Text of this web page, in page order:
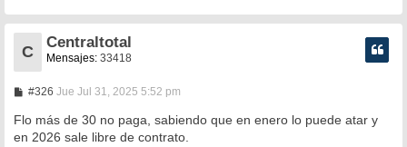
e
C
Centraltotal
Mensajes: 33418
#326M
n
a
Jue Jul 31, 2025 5:52 pm
Flo más de 30 no paga, sabiendo que en enero lo puede atar y
en 2026 sale libre de contrato.